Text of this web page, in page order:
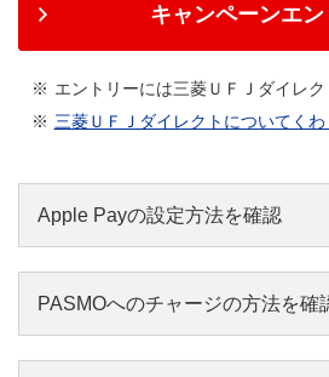
キャンペーンエ
エントリーには三菱ＵＦＪダイレク
三菱ＵＦＪダイレクトについてく
Apple Payの設定方法を確認
PASMOへのチャージの方法を確